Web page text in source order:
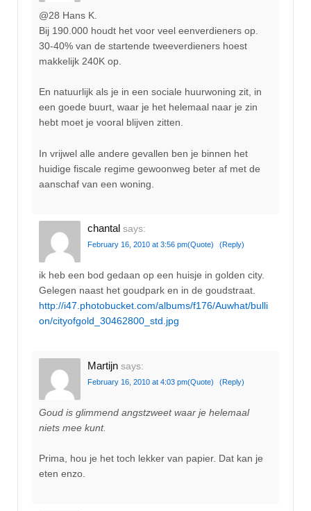
@28 Hans K.
Bij 190.000 houdt het voor veel eenverdieners op.
30-40% van de startende tweeverdieners hoest
makkelijk 240K op.
En natuurlijk als je in een sociale huurwoning zit, in
een goede buurt, waar je het helemaal naar je zin
hebt moet je vooral blijven zitten.
In vrijwel alle andere gevallen ben je binnen het
huidige fiscale regime gewoonweg beter af met de
aanschaf van een woning.
chantal says:
February 16, 2010 at 3:56 pm(Quote) (Reply)
ik heb een bod gedaan op een huisje in golden city.
Gelegen naast het goudpark en in de goudstraat.
http://i47.photobucket.com/albums/f176/Auwhat/bulli
on/cityofgold_30462800_std.jpg
Martijn says:
February 16, 2010 at 4:03 pm(Quote) (Reply)
Goud is glimmend angstzweet waar je helemaal
niets mee kunt.
Prima, hou je het toch lekker van papier. Dat kan je
eten enzo.